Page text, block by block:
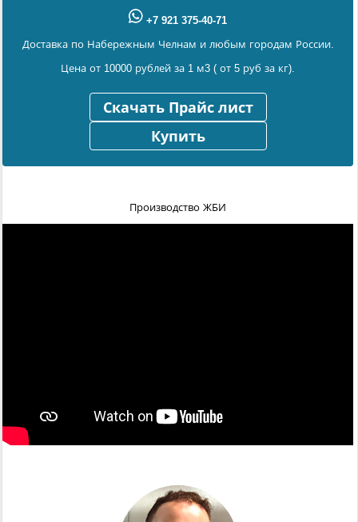
+7 921 375-40-71
Доставка по Набережным Челнам и любым городам России.
Цена от 10000 рублей за 1 м3 ( от 5 руб за кг).
Скачать Прайс лист
Купить
Производство ЖБИ